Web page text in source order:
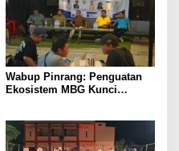
Wabup Pinrang: Penguatan
Ekosistem MBG Kunci